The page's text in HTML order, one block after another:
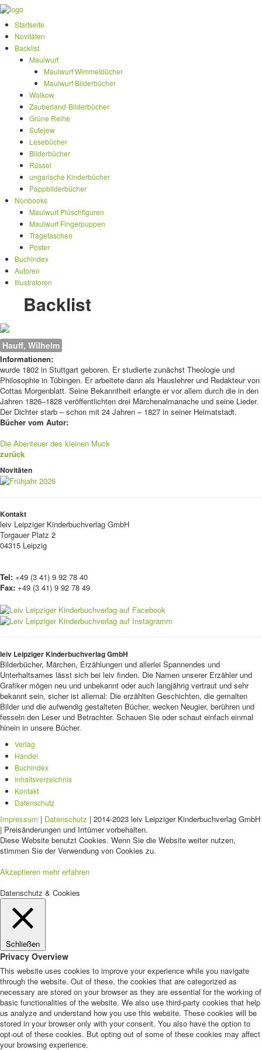
Startseite
Novitäten
Backlist
Maulwurf
Maulwurf Wimmelbücher
Maulwurf Bilderbücher
Wolkow
Zauberland-Bilderbücher
Grüne Reihe
Sutejew
Lesebücher
Bilderbücher
Rüssel
ungarische Kinderbücher
Pappbilderbücher
Nonbooks
Maulwurf Plüschfiguren
Maulwurf Fingerpuppen
Tragetaschen
Poster
Buchindex
Autoren
Illustratoren
Backlist
Hauff, Wilhelm
Informationen:
wurde 1802 in Stuttgart geboren. Er studierte zunächst Theologie und
Philosophie in Tübingen. Er arbeitete dann als Hauslehrer und Redakteur von
Cottas Morgenblatt. Seine Bekanntheit erlangte er vor allem durch die in den
Jahren 1826–1828 veröffentlichten drei Märchenalmanache und seine Lieder.
Der Dichter starb – schon mit 24 Jahren – 1827 in seiner Heimatstadt.
Bücher vom Autor:
Die Abenteuer des kleinen Muck
zurück
Novitäten
Kontakt
leiv Leipziger Kinderbuchverlag GmbH
Torgauer Platz 2
04315 Leipzig
Tel: +49 (3 41) 9 92 78 40
Fax: +49 (3 41) 9 92 78 49
leiv Leipziger Kinderbuchverlag GmbH
Bilderbücher, Märchen, Erzählungen und allerlei Spannendes und
Unterhaltsames lässt sich bei leiv finden. Die Namen unserer Erzähler und
Grafiker mögen neu und unbekannt oder auch langjährig vertraut und sehr
bekannt sein, sicher ist allemal: Die erzählten Geschichten, die gemalten
Bilder und die aufwendig gestalteten Bücher, wecken Neugier, berühren und
fesseln den Leser und Betrachter. Schauen Sie oder schaut einfach einmal
hinein in unsere Bücher.
Verlag
Handel
Buchindex
Inhaltsverzeichnis
Kontakt
Datenschutz
Impressum | Datenschutz | 2014-2023 leiv Leipziger Kinderbuchverlag GmbH
| Preisänderungen und Irrtümer vorbehalten.
Diese Website benutzt Cookies. Wenn Sie die Website weiter nutzen,
stimmen Sie der Verwendung von Cookies zu.
Akzeptieren mehr erfahren
Datenschutz & Cookies
Schließen
Privacy Overview
This website uses cookies to improve your experience while you navigate
through the website. Out of these, the cookies that are categorized as
necessary are stored on your browser as they are essential for the working of
basic functionalities of the website. We also use third-party cookies that help
us analyze and understand how you use this website. These cookies will be
stored in your browser only with your consent. You also have the option to
opt-out of these cookies. But opting out of some of these cookies may affect
your browsing experience.